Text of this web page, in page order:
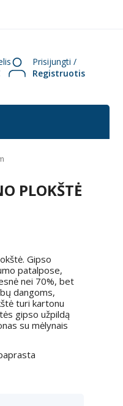
Prisijungti /
Registruotis
PLOKŠTĖ
Gipso
patalpose,
nei 70%, bet
dangoms,
turi kartonu
gipso užpildą
su mėlynais